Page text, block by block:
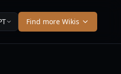
Find more Wikis